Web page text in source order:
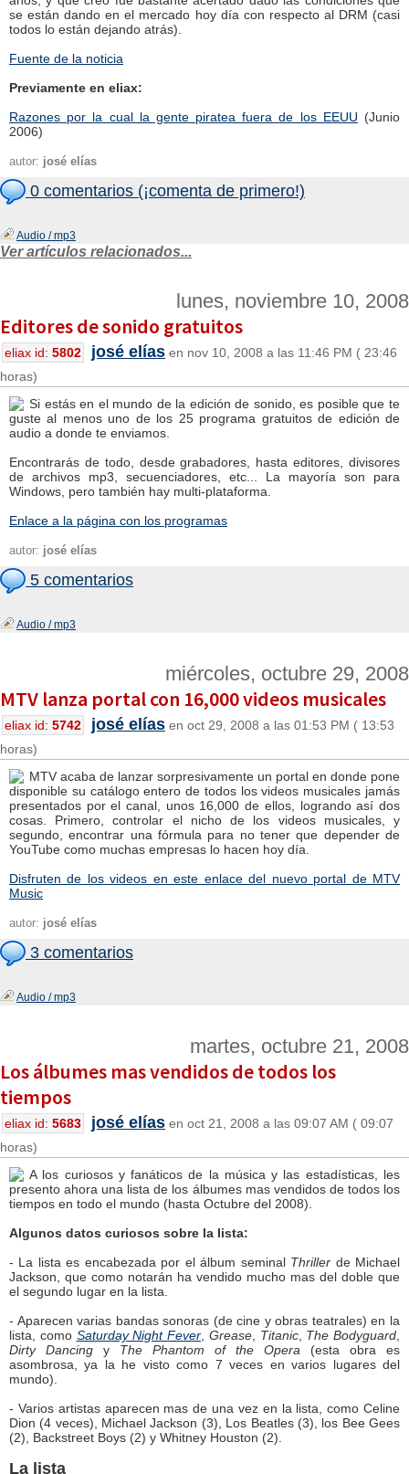
se están dando en el mercado hoy día con respecto al DRM (casi
todos lo están dejando atrás).
Fuente de la noticia
Previamente en eliax:
Razones por la cual la gente piratea fuera de los EEUU (Junio
2006)
autor: josé elías
0 comentarios (¡comenta de primero!)
Audio / mp3
Ver artículos relacionados...
lunes, noviembre 10, 2008
Editores de sonido gratuitos
eliax id: 5802 josé elías en nov 10, 2008 a las 11:46 PM ( 23:46
horas)
Si estás en el mundo de la edición de sonido, es posible que te
guste al menos uno de los 25 programa gratuitos de edición de
audio a donde te enviamos.
Encontrarás de todo, desde grabadores, hasta editores, divisores
de archivos mp3, secuenciadores, etc... La mayoría son para
Windows, pero también hay multi-plataforma.
Enlace a la página con los programas
autor: josé elías
5 comentarios
Audio / mp3
miércoles, octubre 29, 2008
MTV lanza portal con 16,000 videos musicales
eliax id: 5742 josé elías en oct 29, 2008 a las 01:53 PM ( 13:53
horas)
MTV acaba de lanzar sorpresivamente un portal en donde pone
disponible su catálogo entero de todos los videos musicales jamás
presentados por el canal, unos 16,000 de ellos, logrando así dos
cosas. Primero, controlar el nicho de los videos musicales, y
segundo, encontrar una fórmula para no tener que depender de
YouTube como muchas empresas lo hacen hoy día.
Disfruten de los videos en este enlace del nuevo portal de MTV
Music
autor: josé elías
3 comentarios
Audio / mp3
martes, octubre 21, 2008
Los álbumes mas vendidos de todos los
tiempos
eliax id: 5683 josé elías en oct 21, 2008 a las 09:07 AM ( 09:07
horas)
A los curiosos y fanáticos de la música y las estadísticas, les
presento ahora una lista de los álbumes mas vendidos de todos los
tiempos en todo el mundo (hasta Octubre del 2008).
Algunos datos curiosos sobre la lista:
- La lista es encabezada por el álbum seminal Thriller de Michael
Jackson, que como notarán ha vendido mucho mas del doble que
el segundo lugar en la lista.
- Aparecen varias bandas sonoras (de cine y obras teatrales) en la
lista, como Saturday Night Fever Grease, Titanic, The Bodyguard
Dirty Dancing y The Phantom of the Opera (esta obra es
asombrosa, ya la he visto como 7 veces en varios lugares del
mundo).
- Varios artistas aparecen mas de una vez en la lista, como Celine
Dion (4 veces), Michael Jackson (3), Los Beatles (3), los Bee Gees
(2), Backstreet Boys (2) y Whitney Houston (2).
La lista